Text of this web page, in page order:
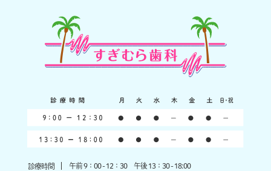
診療時間
午前 9：00 - 12：30 午後 13：30 - 18:00